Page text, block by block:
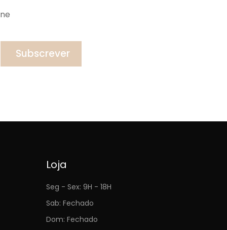
Subscrever
Loja
Seg - Sex: 9H - 18H
Sab: Fechado
Dom: Fechado